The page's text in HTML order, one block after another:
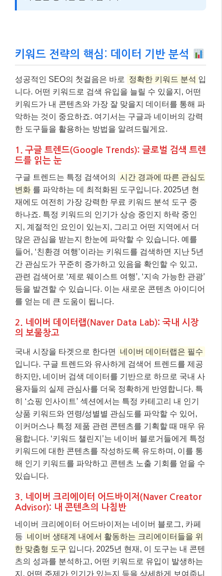
키워드 전략의 핵심: 데이터 기반 분석
성공적인 SEO의 첫걸음은 바로 정확한 키워드 분석 입
니다. 어떤 키워드로 검색 유입을 늘릴 수 있을지, 어떤
키워드가 내 콘텐츠와 가장 잘 맞을지 데이터를 통해 파
악하는 것이 중요하죠. 여기서는 구글과 네이버의 강력
한 도구들을 활용하는 방법을 알려드릴게요.
1. 구글 트렌드(Google Trends): 글로벌 검색 트렌
드를 읽는 눈
구글 트렌드는 특정 검색어의
시간 경과에 따른 관심도
변화 를 파악하는 데 최적화된 도구입니다. 2025년 현
재에도 여전히 가장 강력한 무료 키워드 분석 도구 중
하나죠. 특정 키워드의 인기가 상승 중인지 하락 중인
지, 계절적인 요인이 있는지, 그리고 어떤 지역에서 더
많은 관심을 받는지 한눈에 파악할 수 있습니다. 예를
들어, ‘친환경 여행’이라는 키워드를 검색하면 지난 5년
간 관심도가 꾸준히 증가하고 있음을 확인할 수 있고,
관련 검색어로 ‘제로 웨이스트 여행’, ‘지속 가능한 관광’
등을 발견할 수 있습니다. 이는 새로운 콘텐츠 아이디어
를 얻는 데 큰 도움이 됩니다.
2. 네이버 데이터랩(Naver Data Lab): 국내 시장
의 보물창고
국내 시장을 타겟으로 한다면
네이버 데이터랩은 필수
입니다. 구글 트렌드와 유사하게 검색어 트렌드를 제공
하지만, 네이버 검색 데이터를 기반으로 하므로 국내 사
용자들의 실제 관심사를 더욱 정확하게 반영합니다. 특
히 ‘쇼핑 인사이트’ 섹션에서는 특정 카테고리 내 인기
상품 키워드와 연령/성별별 관심도를 파악할 수 있어,
이커머스나 특정 제품 관련 콘텐츠를 기획할 때 매우 유
용합니다. ‘키워드 챌린지’는 네이버 블로거들에게 특정
키워드에 대한 콘텐츠를 작성하도록 유도하며, 이를 통
해 인기 키워드를 파악하고 콘텐츠 노출 기회를 얻을 수
있습니다.
3. 네이버 크리에이터 어드바이저(Naver Creator
Advisor): 내 콘텐츠의 나침반
네이버 크리에이터 어드바이저는 네이버 블로그, 카페
등 네이버 생태계 내에서 활동하는 크리에이터들을 위
한 맞춤형 도구 입니다. 2025년 현재, 이 도구는 내 콘텐
츠의 성과를 분석하고, 어떤 키워드로 유입이 발생하는
지, 어떤 주제가 인기가 있는지 등을 상세하게 보여줍니